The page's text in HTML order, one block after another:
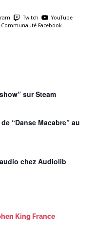
Twitch
YouTube
Communauté Facebook
sur Steam
“Danse Macabre” au
chez Audiolib
King France